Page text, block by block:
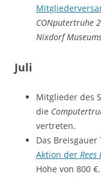
CONputertruhe
Nixdorf
Juli
Mitglieder des
die
vertreten.
Das
Aktion der Rees
Höhe von 800 €.